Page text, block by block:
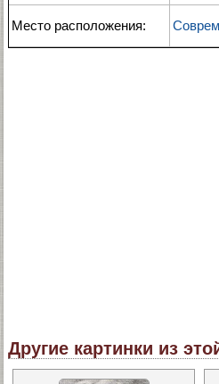
Место расположения:
Другие картинки из